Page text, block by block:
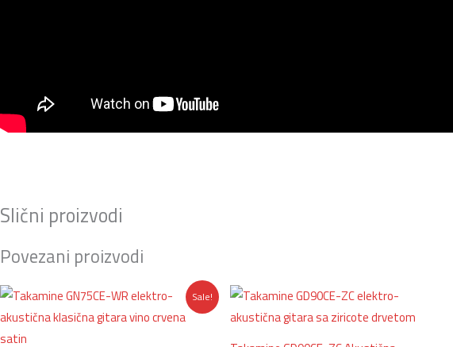
Slični proizvodi
Povezani proizvodi
Sale!
Originalna
cena
je
Trenutna
cena
je: